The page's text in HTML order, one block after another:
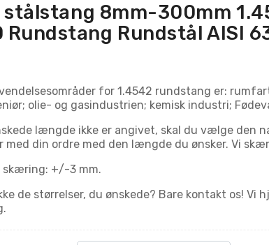
8mm-300mm
Rundstang Rundstål AISI
for 1.4542 rundstang er:
olie- og gasindustrien; kemisk industri;
længde ikke er angivet, skal du vælge den
med din ordre med den længde du ønsker. Vi
skæring: +/-3 mm.
de størrelser, du ønskede? Bare kontakt os! Vi